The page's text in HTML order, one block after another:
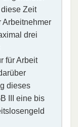
Zeit
Arbeitnehmer
drei
für Arbeit
dieses
III eine bis